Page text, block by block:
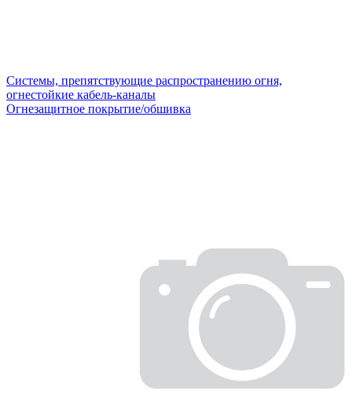
Системы, препятствующие распространению огня,
огнестойкие кабель-каналы
Огнезащитное покрытие/обшивка